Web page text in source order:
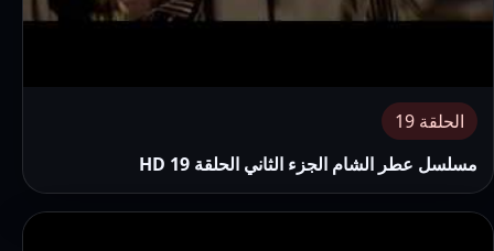
الحلقة 19
مسلسل عطر الشام الجزء الثاني الحلقة 19 HD